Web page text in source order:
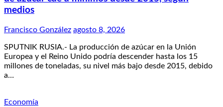
medios
Francisco González agosto 8, 2026
SPUTNIK RUSIA.- La producción de azúcar en la Unión
Europea y el Reino Unido podría descender hasta los 15
millones de toneladas, su nivel más bajo desde 2015, debido
a…
Economía